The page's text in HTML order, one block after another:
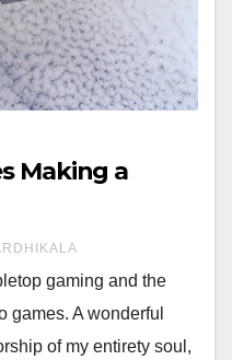
Making a
gaming and the
games. A wonderful
of my entirety soul,